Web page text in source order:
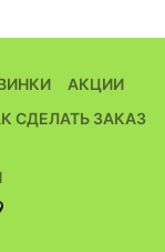
АКЦИИ
СДЕЛАТЬ ЗАКАЗ